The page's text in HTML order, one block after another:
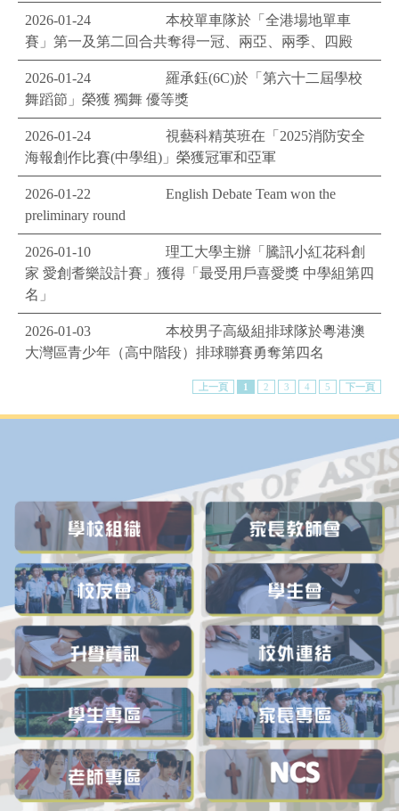
2026-01-24
本校單車隊於「全港場地單車
賽」第一及第二回合共奪得一冠、兩亞、兩季、四殿
2026-01-24
羅承鈺(6C)於「第六十二屆學校
舞蹈節」榮獲 獨舞 優等獎
2026-01-24
視藝科精英班在「2025消防安全
海報創作比賽(中學组)」榮獲冠軍和亞軍
2026-01-22
English Debate Team won the
preliminary round
2026-01-10
理工大學主辦「騰訊小紅花科創
家 愛創耆樂設計賽」獲得「最受用戶喜愛獎 中學組第四
名」
2026-01-03
本校男子高級組排球隊於粵港澳
大灣區青少年（高中階段）排球聯賽勇奪第四名
上一頁 1 2 3 4 5 下一頁